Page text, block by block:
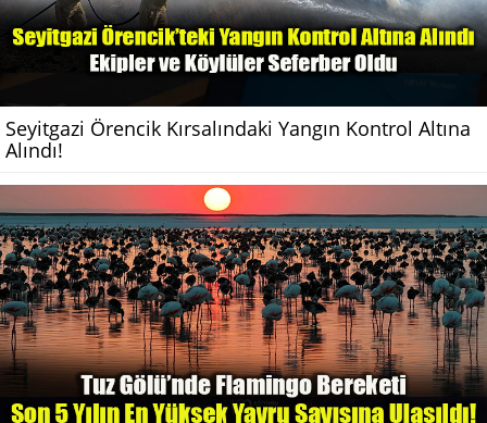
Seyitgazi Örencik Kırsalındaki Yangın Kontrol Altına
Alındı!